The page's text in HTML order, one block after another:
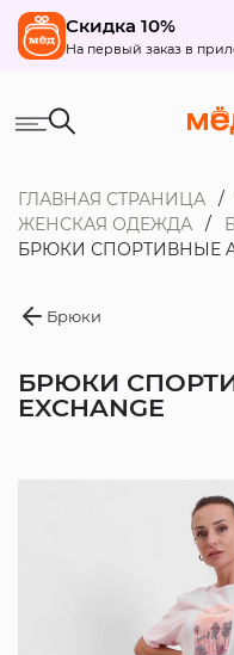
Скидка 10%
На первый заказ в
ГЛАВНАЯ СТРАНИЦА
ЖЕНСКАЯ ОДЕЖДА
БРЮКИ СПОРТИВНЫЕ
Брюки
БРЮКИ
EXCHANGE